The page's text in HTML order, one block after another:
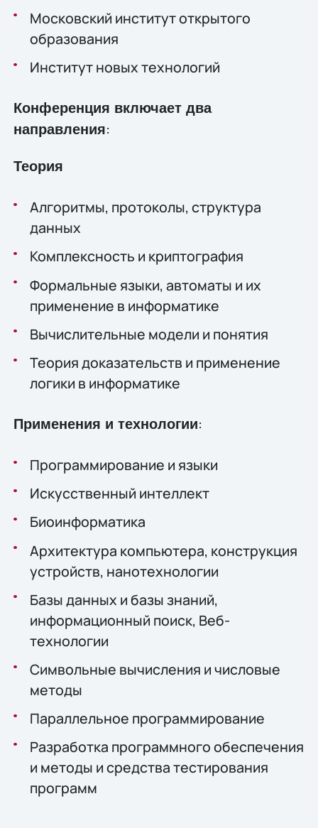
Московский институт открытого
образования
Институт новых технологий
Конференция включает два
направления:
Теория
Алгоритмы, протоколы, структура
данных
Комплексность и криптография
Формальные языки, автоматы и их
применение в информатике
Вычислительные модели и понятия
Теория доказательств и применение
логики в информатике
Применения и технологии:
Программирование и языки
Искусственный интеллект
Биоинформатика
Архитектура компьютера, конструкция
устройств, нанотехнологии
Базы данных и базы знаний,
информационный поиск, Веб-
технологии
Символьные вычисления и числовые
методы
Параллельное программирование
Разработка программного обеспечения
и методы и средства тестирования
программ